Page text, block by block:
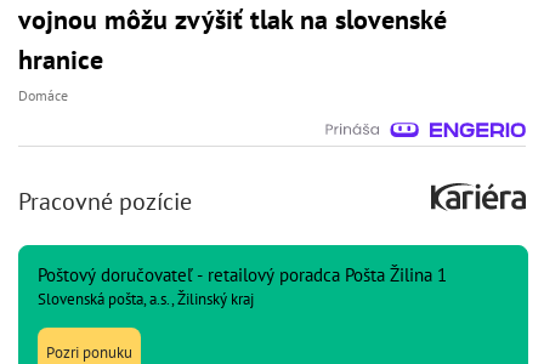
vojnou môžu zvýšiť tlak na slovenské
hranice
Domáce
Pracovné pozície
Poštový doručovateľ - retailový poradca Pošta Žilina 1
Slovenská pošta, a.s., Žilinský kraj
Pozri ponuku